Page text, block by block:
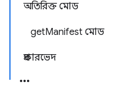
অতিরিক্ত মোড
getManifest মোড
প্রকারভেদ